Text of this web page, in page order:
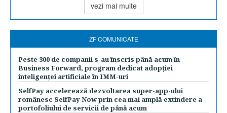
vezi mai multe
ZF COMUNICATE
Peste 300 de companii s-au înscris până acum în
Business Forward, program dedicat adopției
inteligenței artificiale în IMM-uri
SelfPay accelerează dezvoltarea super-app-ului
românesc SelfPay Now prin cea mai amplă extindere a
portofoliului de servicii de până acum